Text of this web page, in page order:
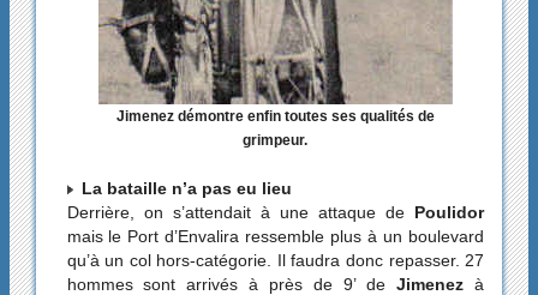
Jimenez démontre enfin toutes ses qualités de
grimpeur.
La bataille n’a pas eu lieu
Derrière, on s’attendait à une attaque de Poulidor
mais le Port d’Envalira ressemble plus à un boulevard
qu’à un col hors-catégorie. Il faudra donc repasser. 27
hommes sont arrivés à près de 9’ deJimenez à